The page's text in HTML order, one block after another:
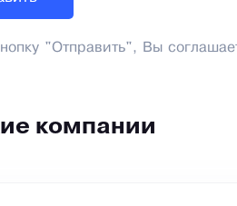
"Отправить", Вы
компании